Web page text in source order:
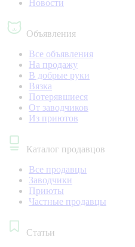
Новости
Объявления
Все объявления
На продажу
В добрые руки
Вязка
Потерявшиеся
От заводчиков
Из приютов
Каталог продавцов
Все продавцы
Заводчики
Приюты
Частные продавцы
Статьи